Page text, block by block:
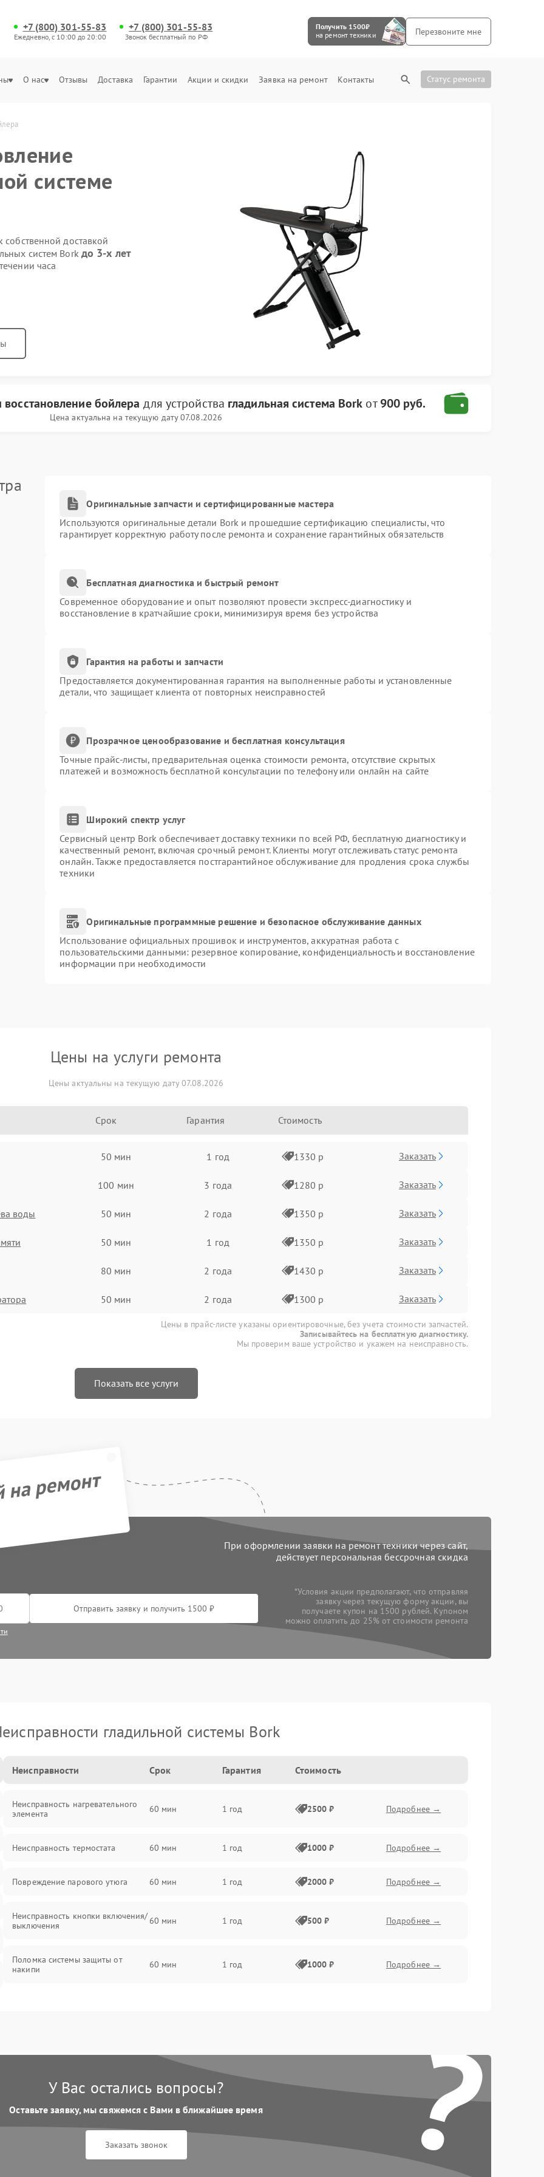
+7 (800) 301-55-83
Ежедневно, с 10:00 до 20:00
+7 (800) 301-55-83
Звонок бесплатный по РФ
Получить 1500₽
на ремонт техники
Перезвоните мне
О нас Отзывы Доставка Гарантии Акции и скидки Заявка на ремонт Контакты Статус ремонта
системе
собственной доставкой
систем Bork до 3-х лет
часа
бойлера для устройства гладильная система Bork от900 руб.
Цена актуальна на текущую дату 07.08.2026
Оригинальные запчасти и сертифицированные мастера
Используются оригинальные детали Bork и прошедшие сертификацию специалисты, что
гарантирует корректную работу после ремонта и сохранение гарантийных обязательств
Бесплатная диагностика и быстрый ремонт
Современное оборудование и опыт позволяют провести экспресс-диагностику и
восстановление в кратчайшие сроки, минимизируя время без устройства
Гарантия на работы и запчасти
Предоставляется документированная гарантия на выполненные работы и установленные
детали, что защищает клиента от повторных неисправностей
Прозрачное ценообразование и бесплатная консультация
Точные прайс-листы, предварительная оценка стоимости ремонта, отсутствие скрытых
платежей и возможность бесплатной консультации по телефону или онлайн на сайте
Широкий спектр услуг
Сервисный центр Bork обеспечивает доставку техники по всей РФ, бесплатную диагностику и
качественный ремонт, включая срочный ремонт. Клиенты могут отслеживать статус ремонта
онлайн. Также предоставляется постгарантийное обслуживание для продления срока службы
техники
Оригинальные программные решение и безопасное обслуживание данных
Использование официальных прошивок и инструментов, аккуратная работа с
пользовательскими данными: резервное копирование, конфиденциальность и восстановление
информации при необходимости
Цены на услуги ремонта
Цены актуальны на текущую дату 07.08.2026
Срок Гарантия Стоимость
50 мин 1 год 1330 р Заказать
100 мин 3 года 1280 р Заказать
воды 50 мин 2 года 1350 р Заказать
50 мин 1 год 1350 р Заказать
80 мин 2 года 1430 р Заказать
50 мин 2 года 1300 р Заказать
Цены в прайс-листе указаны ориентировочные, без учета стоимости запчастей.
Записывайтесь на бесплатную диагностику.
Мы проверим ваше устройство и укажем на неисправность.
Показать все услуги
ремонт
При оформлении заявки на ремонт техники через сайт,
действует персональная бессрочная скидка
Отправить заявку и получить 1500 ₽
*Условия акции предполагают, что отправляя
заявку через текущую форму акции, вы
получаете купон на 1500 рублей. Купоном
можно оплатить до 25% от стоимости ремонта
гладильной системы Bork
Неисправности Срок Гарантия Стоимость
Неисправность нагревательного
элемента
60 мин 1 год 2500 ₽ Подробнее →
Неисправность термостата 60 мин 1 год 1000 ₽ Подробнее →
Повреждение парового утюга 60 мин 1 год 2000 ₽ Подробнее →
Неисправность кнопки включения/
выключения
60 мин 1 год 500 ₽ Подробнее →
Поломка системы защиты от
накипи
60 мин 1 год 1000 ₽ Подробнее →
отключения
Неисправность системы подачи
60 мин Подробнее →
Поломка сетевого шнура 1 год Подробнее →
?
У Вас остались вопросы?
Оставьте заявку, мы свяжемся с Вами в ближайшее время
Заказать звонок